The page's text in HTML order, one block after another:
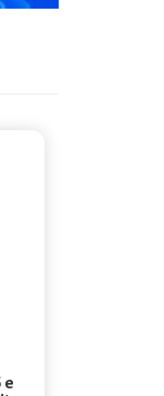
e